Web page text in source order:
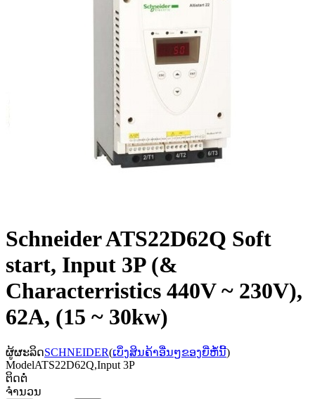
Schneider ATS22D62Q Soft
start, Input 3P (&
Characterristics 440V ~ 230V),
62A, (15 ~ 30kw)
ຜູ້ຜະລິດSCHNEIDER(ເບິ່ງສິນຄ້າອື່ນໆຂອງຍີ່ຫໍ້ນີ້)
ModelATS22D62Q,Input 3P
ຕິດຕໍ່
ຈຳນວນ